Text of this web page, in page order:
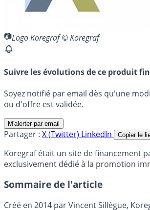
Logo Koregraf © Koregraf
Suivre les évolutions de ce produit
Soyez notifié par email dès qu'une
ou d'offre est validée.
M'alerter par email
Partager : X (Twitter) LinkedIn Copier le
Koregraf était un site de financement
exclusivement dédié à la promotion
Sommaire de l'article
Créé en 2014 par Vincent Sillègue,